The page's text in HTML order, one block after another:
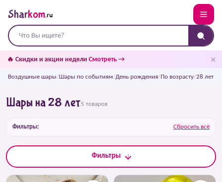
Sharkom.ru
🔥 Скидки и акции недели Смотреть → ✕
Воздушные шары/Шары по событиям/День рождения/По возрасту/28 лет
Шары на 28 лет5 товаров
Фильтры: Сбросить всё
Фильтры